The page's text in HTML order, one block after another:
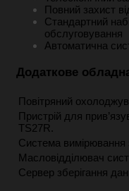
Повний захист
Стандартний
обслуговування
Автоматична
Додаткове
Повітряний
Пристрій для
TS27R.
Система вимірювання
Масловідділювач
Сервер зберігання